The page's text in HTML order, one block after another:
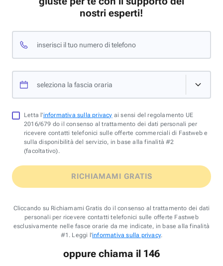
nostri esperti!
inserisci il tuo numero di telefono
seleziona la fascia oraria
Letta l'informativa sulla privacy ai sensi del regolamento UE
2016/679 do il consenso al trattamento dei dati personali per
ricevere contatti telefonici sulle offerte commerciali di Fastweb e
sulla disponibilità del servizio, in base alla finalità #2
(facoltativo).
RICHIAMAMI GRATIS
Cliccando su Richiamami Gratis do il consenso al trattamento dei dati
personali per ricevere contatti telefonici sulle offerte Fastweb
esclusivamente nelle fasce orarie da me indicate, in base alla finalità
#1. Leggi l'informativa sulla privacy.
oppure chiama il 146